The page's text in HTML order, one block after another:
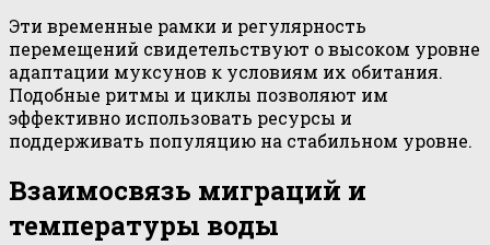
Эти временные рамки и регулярность
перемещений свидетельствуют о высоком уровне
адаптации муксунов к условиям их обитания.
Подобные ритмы и циклы позволяют им
эффективно использовать ресурсы и
поддерживать популяцию на стабильном уровне.
Взаимосвязь миграций и
температуры воды